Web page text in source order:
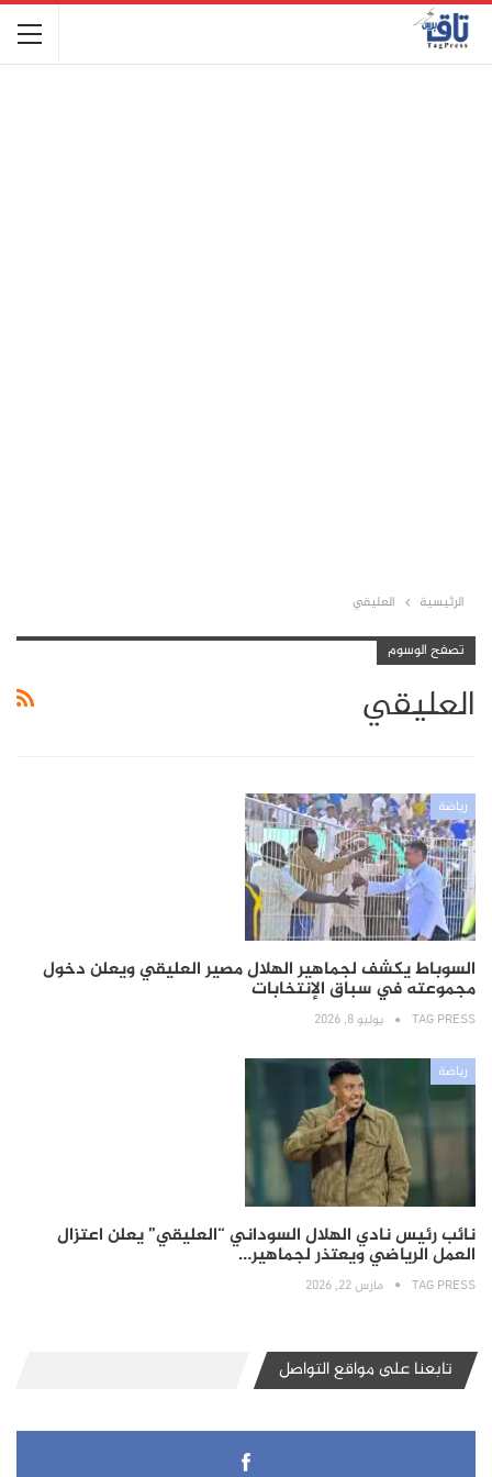
الرئيسية العليقي
تصفح الوسوم
العليقي
رياضة
السوباط يكشف لجماهير الهلال مصير العليقي ويعلن دخول
مجموعته في سباق الإنتخابات
TAG PRESS يوليو 8, 2026
رياضة
نائب رئيس نادي الهلال السوداني “العليقي” يعلن اعتزال
العمل الرياضي ويعتذر لجماهير…
TAG PRESS مارس 22, 2026
تابعنا على مواقع التواصل